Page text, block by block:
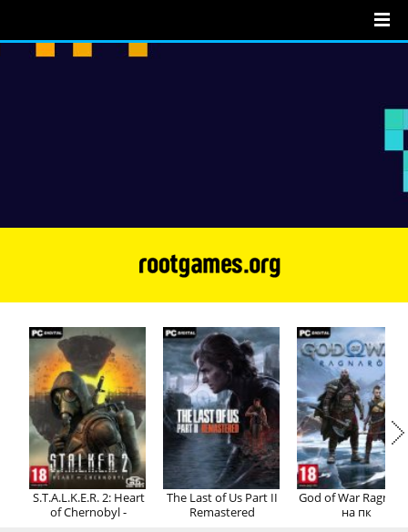
Регистрация Вход
S.T.A.L.K.E.R. 2: Heart
of Chernobyl -
The Last of Us Part II
Remastered
God of War
на пк